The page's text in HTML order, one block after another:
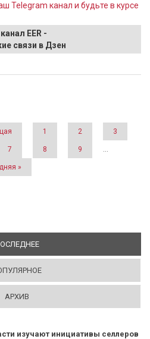
Telegram канал и будьте в курсе
EER -
связи в Дзен
Индии
1 2 3
7 8 9 …
»
(АКТИВНАЯ ВКЛАДКА)
АРХИВ
изучают инициативы селлеров